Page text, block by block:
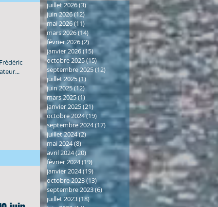
juillet 2026(3) 3 posts
juin 2026(12)12 posts
mai 2026(11)11 posts
mars 2026(14)14 posts
février 2026(2)2 posts
janvier 2026(15)15 posts
octobre 2025(15)15 posts
septembre 2025(12) 12 posts
juillet 2025(1) 1 post
juin 2025(12)12 posts
mars 2025(1) 1 post
janvier 2025(21) 21 posts
octobre 2024(19) 19 posts
septembre 2024(17) 17 posts
juillet 2024(2)2 posts
mai 2024(8)
avril 2024(20)
février 2024(19)
janvier 2024(19)19 posts
octobre 2023(13)13 posts
septembre 2023(6)6 posts
juillet 2023(18)18 posts